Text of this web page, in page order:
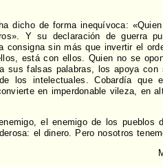
dicho de forma inequívoca:
Y su declaración de guerra
consigna sin más que invertir el
está con ellos. Quien no se
sus falsas palabras, los apoya
los intelectuales. Cobardía que
en imperdonable vileza, en
el enemigo de los pueblos
el dinero. Pero nosotros